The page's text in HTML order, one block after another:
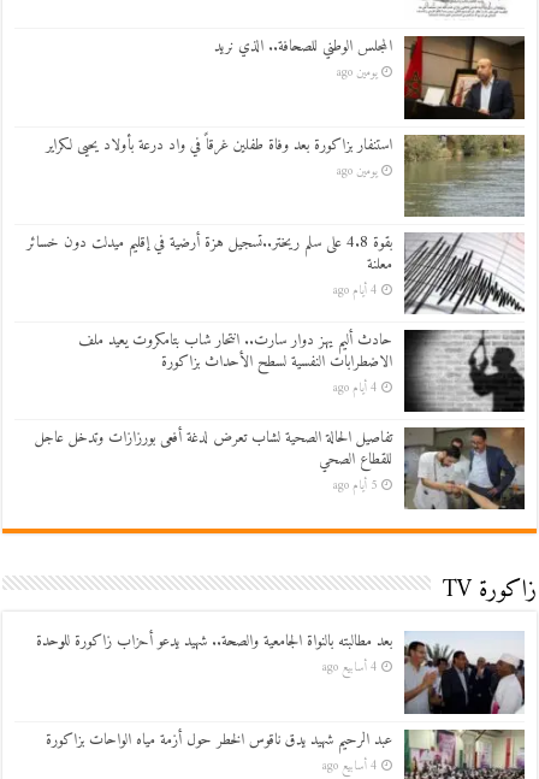
المجلس الوطني للصحافة.. الذي نريد
يومين ago
استنفار بزاكورة بعد وفاة طفلين غرقاً في واد درعة بأولاد يحيى لكراير
يومين ago
بقوة 4.8 على سلم ريختر..تسجيل هزة أرضية في إقليم ميدلت دون خسائر
معلنة
4 أيام ago
حادث أليم يهز دوار سارت.. انتحار شاب بتامكروت يعيد ملف
الاضطرابات النفسية لسطح الأحداث بزاكورة
4 أيام ago
تفاصيل الحالة الصحية لشاب تعرض لدغة أفعى بورزازات وتدخل عاجل
للقطاع الصحي
5 أيام ago
زاكورة TV
بعد مطالبته بالنواة الجامعية والصحة.. شهيد يدعو أحزاب زاكورة للوحدة
4 أسابيع ago
عبد الرحيم شهيد يدق ناقوس الخطر حول أزمة مياه الواحات بزاكورة
4 أسابيع ago